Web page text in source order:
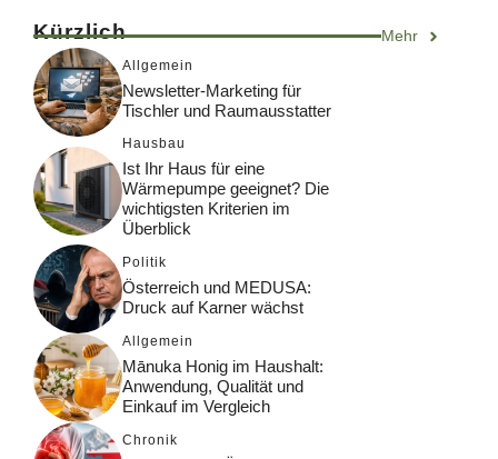
Kürzlich Mehr
Allgemein
Newsletter-Marketing für
Tischler und Raumausstatter
Hausbau
Ist Ihr Haus für eine
Wärmepumpe geeignet? Die
wichtigsten Kriterien im
Überblick
Politik
Österreich und MEDUSA:
Druck auf Karner wächst
Allgemein
Mānuka Honig im Haushalt:
Anwendung, Qualität und
Einkauf im Vergleich
Chronik